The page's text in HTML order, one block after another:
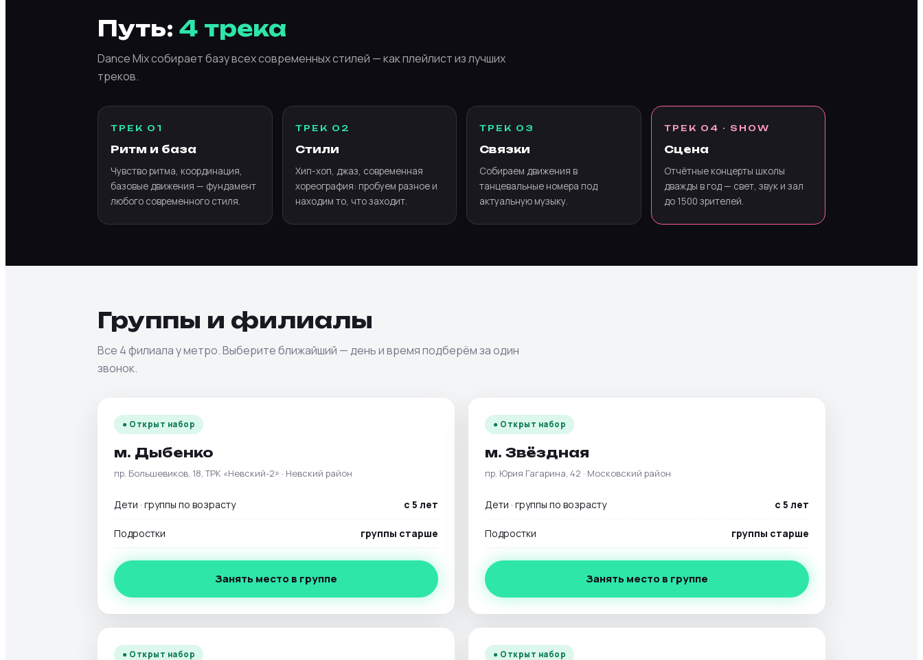
Путь: 4 трека
Dance Mix собирает базу всех современных стилей — как плейлист из лучших
треков.
ТРЕК 01
Ритм и база
Чувство ритма, координация,
базовые движения — фундамент
любого современного стиля.
ТРЕК 02
Стили
Хип-хоп, джаз, современная
хореография: пробуем разное и
находим то, что заходит.
ТРЕК 03
Связки
Собираем движения в
танцевальные номера под
актуальную музыку.
ТРЕК 04 · SHOW
Сцена
Отчётные концерты школы
дважды в год — свет, звук и зал
до 1500 зрителей.
Группы и филиалы
Все 4 филиала у метро. Выберите ближайший — день и время подберём за один
звонок.
● Открыт набор
м. Дыбенко
пр. Большевиков, 18, ТРК «Невский-2» · Невский район
Дети · группы по возрасту с 5 лет
Подростки группы старше
Занять место в группе
● Открыт набор
м. Звёздная
пр. Юрия Гагарина, 42 · Московский район
Дети · группы по возрасту с 5 лет
Подростки группы старше
Занять место в группе
● Открыт набор ● Открыт набор